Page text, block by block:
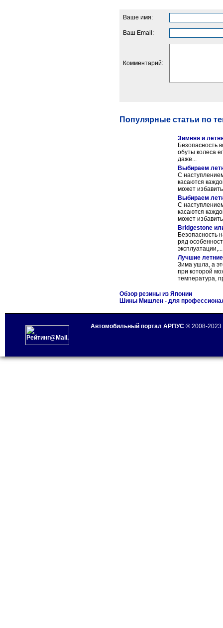
Ваше имя:
Ваш Email:
Комментарий:
Популярные статьи по
Зимняя и
Безопасность
обуты колеса
даже...
Выбираем
С
касаются
может
Выбираем
С
касаются
может
Bridgestone
Безопасность
ряд
эксплуатации,...
Лучшие
Зима ушла, а
при которой
температура,
Обзор резины из Японии
Шины Мишлен - для
Автомобильный портал АРПУС ® 2008-2023